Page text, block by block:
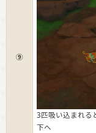
⑨
3匹吸い込まれる
下へ